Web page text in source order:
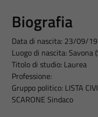
Biografia
Data di nascita: 23/09/
Luogo di nascita: Savona
Titolo di studio: Laurea
Professione:
Gruppo politico: LISTA
SCARONE Sindaco